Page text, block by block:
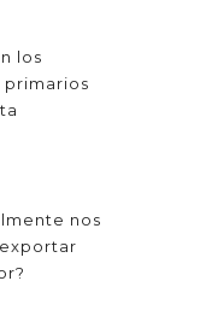
los
nos